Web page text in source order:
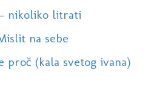
nikoliko litrati
na sebe
proč (kala svetog ivana)